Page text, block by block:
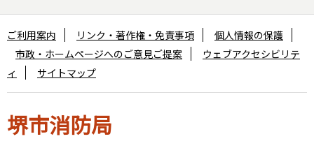
堺市消防局
ご利用案内 リンク・著作権・免責事項
個人情報の保護
市政・ホームページへのご意見ご提案
ウェブアクセシビリテ
ィ
サイトマップ